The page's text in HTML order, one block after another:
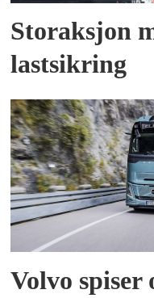
Storaksjon
lastsikring
Volvo spiser